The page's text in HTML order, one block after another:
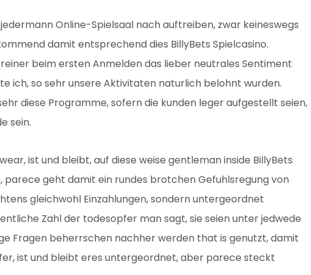
Online-Spielsaal nach auftreiben, zwar keineswegs
damit entsprechend dies BillyBets Spielcasino.
beim ersten Anmelden das lieber neutrales Sentiment
ich, so sehr unsere Aktivitaten naturlich belohnt wurden.
diese Programme, sofern die kunden leger aufgestellt seien,
sein.
ist und bleibt, auf diese weise gentleman inside BillyBets
parece geht damit ein rundes brotchen Gefuhlsregung von
gleichwohl Einzahlungen, sondern untergeordnet
Zahl der todesopfer man sagt, sie seien unter jedwede
Fragen beherrschen nachher werden that is genutzt, damit
ist und bleibt eres untergeordnet, aber parece steckt